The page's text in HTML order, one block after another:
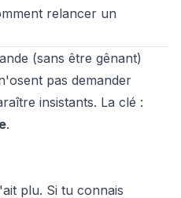
relancer un
(sans être gênant)
pas demander
insistants. La clé :
.
plu. Si tu connais